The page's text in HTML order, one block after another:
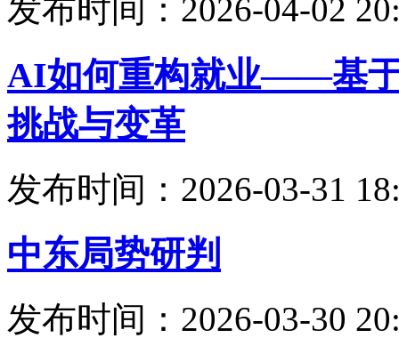
发布时间：2026-04-02
AI如何重构就业——基
挑战与变革
发布时间：2026-03-31
中东局势研判
发布时间：2026-03-30